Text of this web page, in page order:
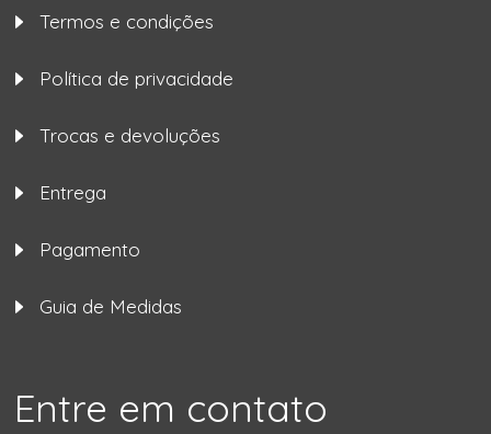
Termos e condições
Política de privacidade
Trocas e devoluções
Entrega
Pagamento
Guia de Medidas
Entre em contato